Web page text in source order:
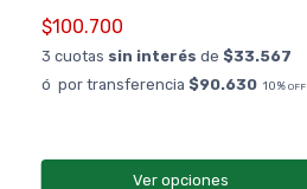
$100.700
3 cuotas sin interés de $33.567
ó por transferencia $90.630 10% OFF
Ver opciones